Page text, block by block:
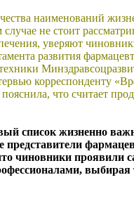
наименований
не стоит
уверяют
развития
корреспонденту
что считает
список жизненно
представители
чиновники проявили